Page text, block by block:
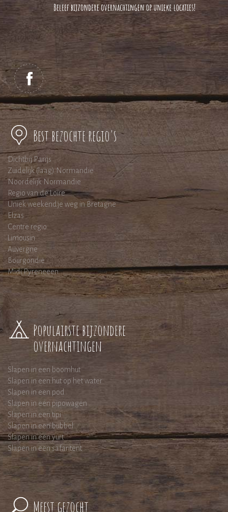
Best bezochte regio's
Dichtbij Parijs
Zuidelijk (laag) Normandie
Noordelijk Normandie
Regio van de Loire
Uniek weekendje weg in Bretagne
Elzas
Centre regio
Limousin
Auvergne
Bourgondië
Midi Pyreneeen
Populairste bijzondere
overnachtingen
Slapen in een boomhut
Slapen in een hut op het water
Slapen in een pod
Slapen in een pipowagen
Slapen in een tipi
Slapen in een bubbel
Slapen in een yurt
Slapen in een safaritent
Meest gezocht